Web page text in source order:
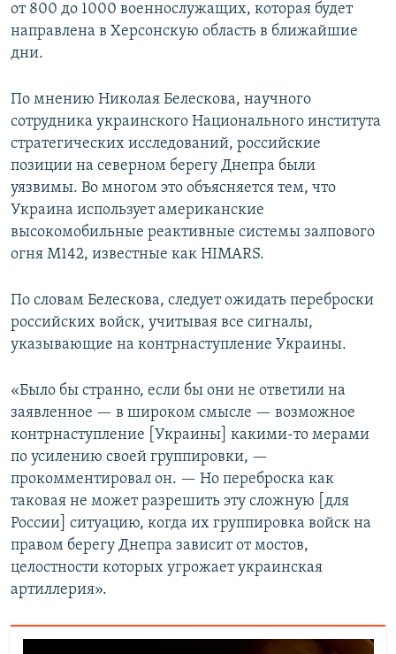
от 800 до 1000 военнослужащих, которая будет
направлена в Херсонскую область в ближайшие
дни.
По мнению Николая Белескова, научного
сотрудника украинского Национального института
стратегических исследований, российские
позиции на северном берегу Днепра были
уязвимы. Во многом это объясняется тем, что
Украина использует американские
высокомобильные реактивные системы залпового
огня M142, известные как HIMARS.
По словам Белескова, следует ожидать переброски
российских войск, учитывая все сигналы,
указывающие на контрнаступление Украины.
«Было бы странно, если бы они не ответили на
заявленное — в широком смысле — возможное
контрнаступление [Украины] какими-то мерами
по усилению своей группировки, —
прокомментировал он. — Но переброска как
таковая не может разрешить эту сложную [для
России] ситуацию, когда их группировка войск на
правом берегу Днепра зависит от мостов,
целостности которых угрожает украинская
артиллерия».